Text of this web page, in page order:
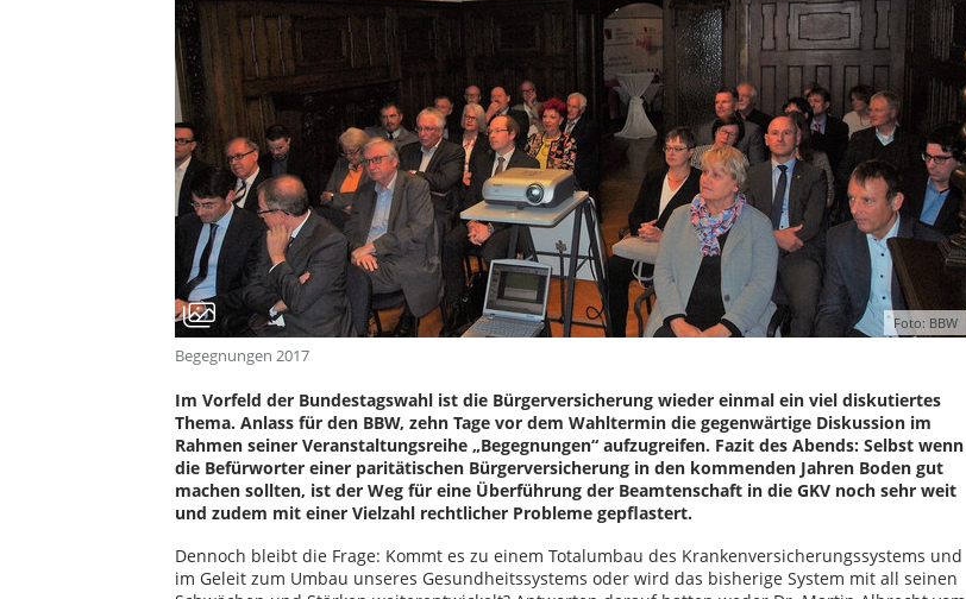
Foto: BBW
Begegnungen 2017
Im Vorfeld der Bundestagswahl ist die Bürgerversicherung wieder einmal ein viel diskutiertes
Thema. Anlass für den BBW, zehn Tage vor dem Wahltermin die gegenwärtige Diskussion im
Rahmen seiner Veranstaltungsreihe „Begegnungen“ aufzugreifen. Fazit des Abends: Selbst wenn
die Befürworter einer paritätischen Bürgerversicherung in den kommenden Jahren Boden gut
machen sollten, ist der Weg für eine Überführung der Beamtenschaft in die GKV noch sehr weit
und zudem mit einer Vielzahl rechtlicher Probleme gepflastert.
Dennoch bleibt die Frage: Kommt es zu einem Totalumbau des Krankenversicherungssystems und
im Geleit zum Umbau unseres Gesundheitssystems oder wird das bisherige System mit all seinen